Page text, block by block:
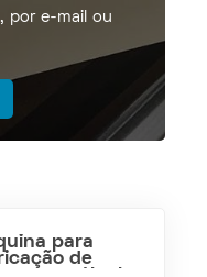
por e-mail ou
para
de